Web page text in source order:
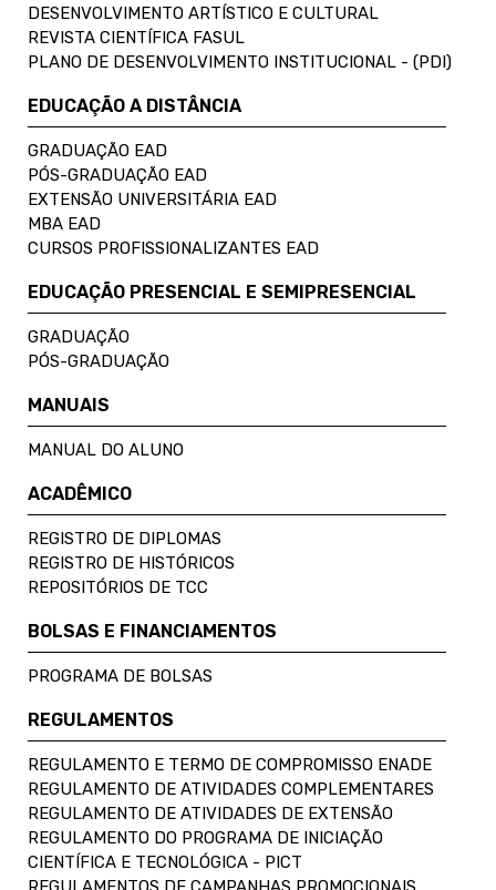
DESENVOLVIMENTO ARTÍSTICO E CULTURAL
REVISTA CIENTÍFICA FASUL
PLANO DE DESENVOLVIMENTO INSTITUCIONAL - (PDI)
EDUCAÇÃO A DISTÂNCIA
GRADUAÇÃO EAD
PÓS-GRADUAÇÃO EAD
EXTENSÃO UNIVERSITÁRIA EAD
MBA EAD
CURSOS PROFISSIONALIZANTES EAD
EDUCAÇÃO PRESENCIAL E SEMIPRESENCIAL
GRADUAÇÃO
PÓS-GRADUAÇÃO
MANUAIS
MANUAL DO ALUNO
ACADÊMICO
REGISTRO DE DIPLOMAS
REGISTRO DE HISTÓRICOS
REPOSITÓRIOS DE TCC
BOLSAS E FINANCIAMENTOS
PROGRAMA DE BOLSAS
REGULAMENTOS
REGULAMENTO E TERMO DE COMPROMISSO ENADE
REGULAMENTO DE ATIVIDADES COMPLEMENTARES
REGULAMENTO DE ATIVIDADES DE EXTENSÃO
REGULAMENTO DO PROGRAMA DE INICIAÇÃO
CIENTÍFICA E TECNOLÓGICA - PICT